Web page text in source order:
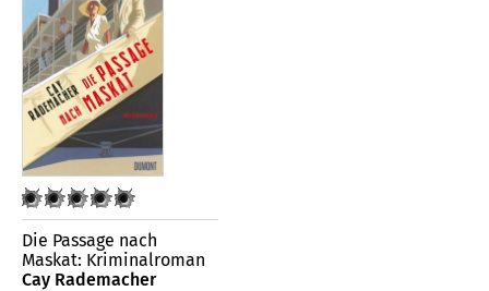
Die Passage nach
Maskat: Kriminalroman
Cay Rademacher